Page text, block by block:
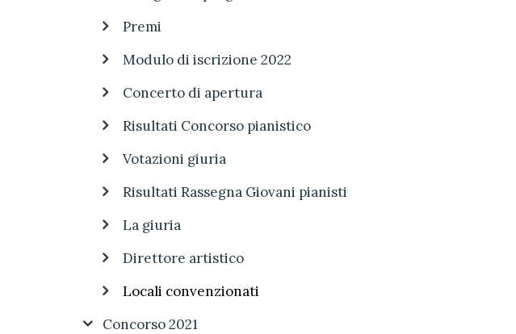
Premi
Modulo di iscrizione 2022
Concerto di apertura
Risultati Concorso pianistico
Votazioni giuria
Risultati Rassegna Giovani pianisti
La giuria
Direttore artistico
Locali convenzionati
Concorso 2021